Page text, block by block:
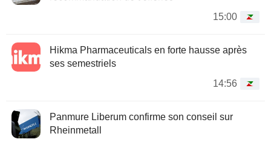
15:00
Hikma Pharmaceuticals en forte hausse après
ses semestriels
14:56
Panmure Liberum confirme son conseil sur
Rheinmetall